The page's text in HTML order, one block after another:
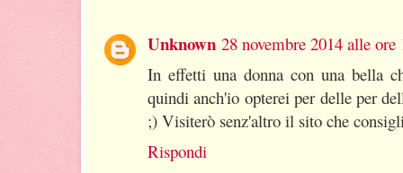
Unknown 28 novembre 2014 alle ore
In effetti una donna con una bella
quindi anch'io opterei per delle per
;) Visiterò senz'altro il sito che
Rispondi